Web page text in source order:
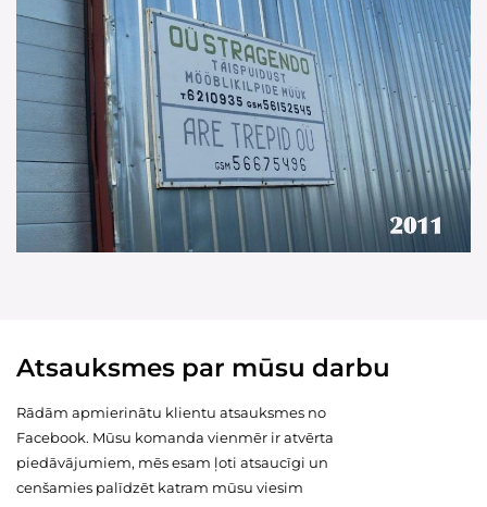
Atsauksmes par mūsu darbu
Rādām apmierinātu klientu atsauksmes no
Facebook. Mūsu komanda vienmēr ir atvērta
piedāvājumiem, mēs esam ļoti atsaucīgi un
cenšamies palīdzēt katram mūsu viesim